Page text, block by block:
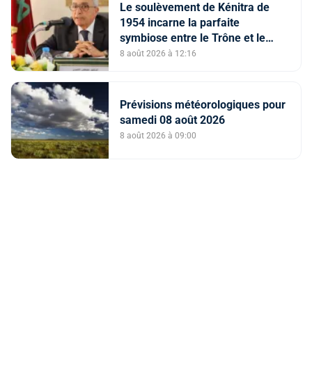
Le soulèvement de Kénitra de
1954 incarne la parfaite
symbiose entre le Trône et le
peuple et l’unité de volonté et de
8 août 2026 à 12:16
Prévisions météorologiques pour
samedi 08 août 2026
8 août 2026 à 09:00